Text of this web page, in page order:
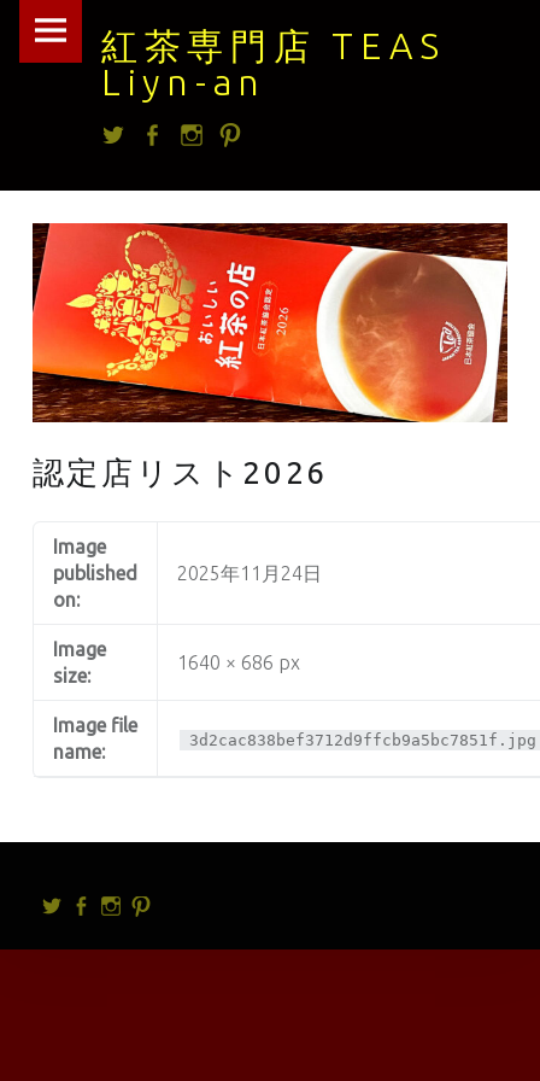
紅茶専門店 TEAS
Liyn-an
紅
Liyn-
an
navigation
Skip
Twitterfacebook
Instagram
認定店リスト2026
Image
published
on:
2025年11月24日
Image
size:
1640 × 686 px
Image file
name:
3d2cac838bef3712d9ffcb9a5bc7851f.jpg
Twitterfacebook
Instagram